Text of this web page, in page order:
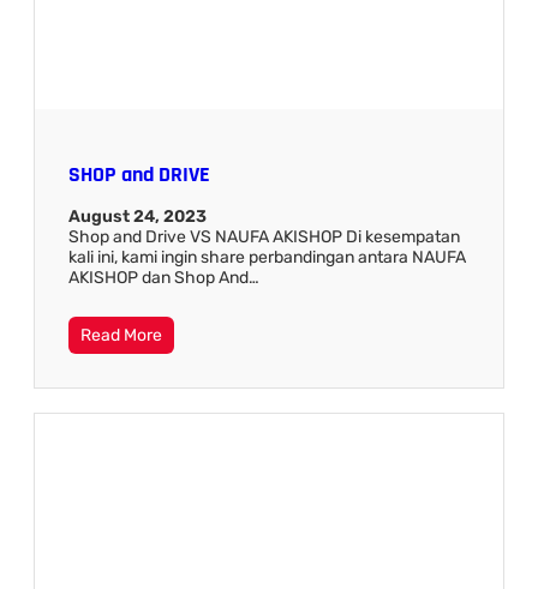
SHOP and DRIVE
August 24, 2023
Shop and Drive VS NAUFA AKISHOP Di kesempatan
kali ini, kami ingin share perbandingan antara NAUFA
AKISHOP dan Shop And…
Read More